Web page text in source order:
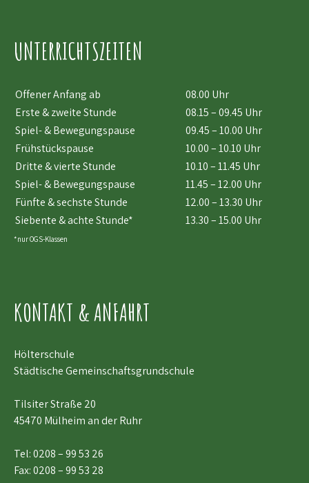
UNTERRICHTSZEITEN
Offener Anfang ab
08.00 Uhr
Erste & zweite Stunde
08.15 – 09.45 Uhr
Spiel- & Bewegungspause
09.45 – 10.00 Uhr
Frühstückspause
10.00 – 10.10 Uhr
Dritte & vierte Stunde
10.10 – 11.45 Uhr
Spiel- & Bewegungspause
11.45 – 12.00 Uhr
Fünfte & sechste Stunde
12.00 – 13.30 Uhr
Siebente & achte Stunde*
13.30 – 15.00 Uhr
*nur OGS-Klassen
KONTAKT & ANFAHRT
Hölterschule
Städtische Gemeinschaftsgrundschule
Tilsiter Straße 20
45470 Mülheim an der Ruhr
Tel:0208 – 99 53 26
Fax: 0208 – 99 53 28